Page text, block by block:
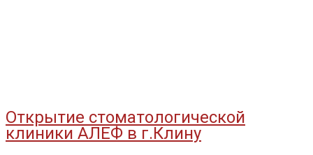
Открытие стоматологической
клиники АЛЕФ в г.Клину